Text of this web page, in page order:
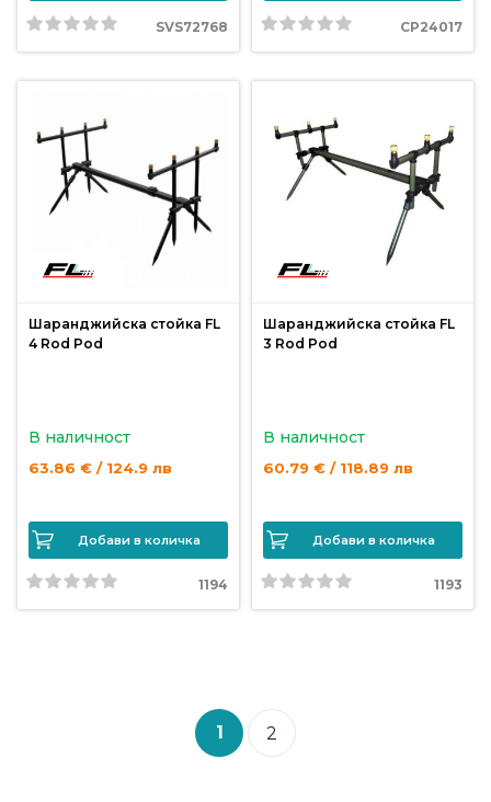
SVS72768 CP24017
Шаранджийска стойка FL
4 Rod Pod
В наличност
63.86 € / 124.9 лв
Добави в количка
1194
Шаранджийска стойка FL
3 Rod Pod
В наличност
60.79 € / 118.89 лв
Добави в количка
1193
1 2